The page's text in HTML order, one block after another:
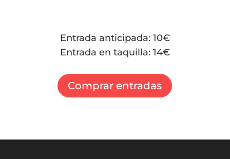
Entrada anticipada: 10€
Entrada en taquilla: 14€
Comprar entradas